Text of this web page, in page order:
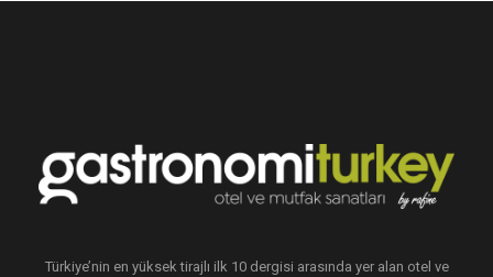
Türkiye’nin en yüksek tirajlı ilk 10 dergisi arasında yer alan otel ve